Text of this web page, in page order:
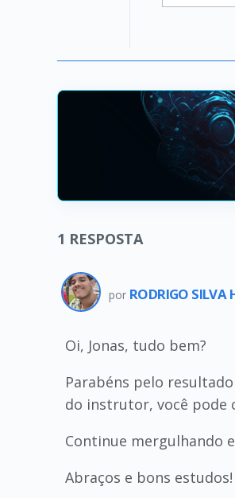
1 RESPOSTA
por RODRIGO SILVA
Oi, Jonas, tudo bem?
Parabéns pelo
do instrutor, você pode
Continue mergulhando
Abraços e bons estudos!